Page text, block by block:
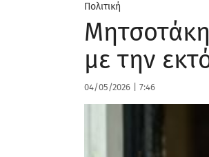
Πολιτική
με την
04/05/2026 7:46